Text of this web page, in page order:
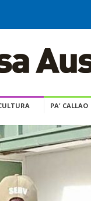
PA' CALLAO